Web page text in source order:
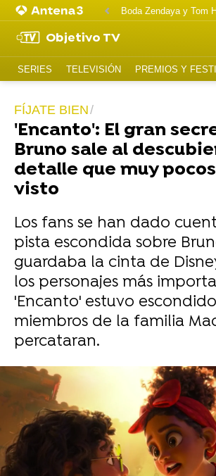
Boda Zendaya y Tom
Objetivo TV
SERIES TELEVISIÓN PREMIOS Y
FÍJATE BIEN
'Encanto': El gran
Bruno sale al
detalle que muy
visto
Los fans se han dado
pista escondida sobre
guardaba la cinta de
los personajes más
'Encanto' estuvo
miembros de la familia
percataran.
Miguel Toba